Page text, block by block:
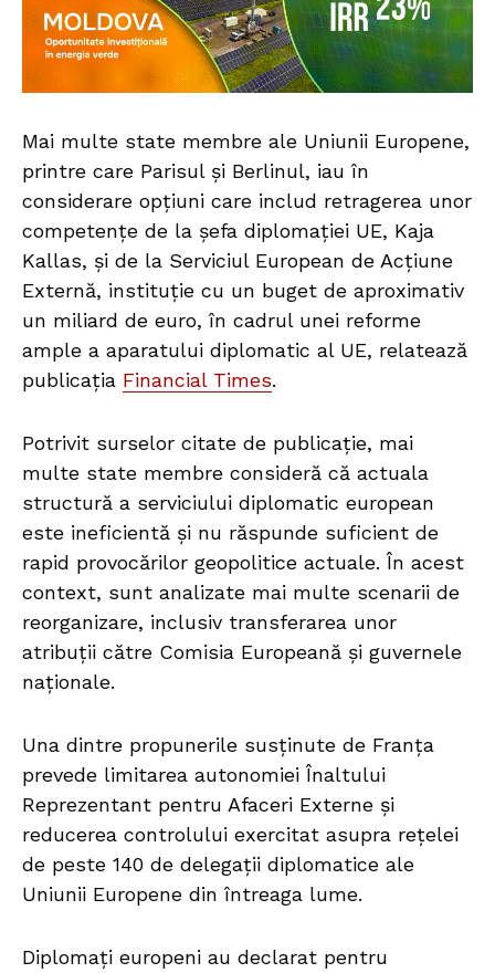
Mai multe state membre ale Uniunii Europene,
printre care Parisul și Berlinul, iau în
considerare opțiuni care includ retragerea unor
competențe de la șefa diplomației UE, Kaja
Kallas, și de la Serviciul European de Acțiune
Externă, instituție cu un buget de aproximativ
un miliard de euro, în cadrul unei reforme
ample a aparatului diplomatic al UE, relatează
publicația Financial Times.
Potrivit surselor citate de publicație, mai
multe state membre consideră că actuala
structură a serviciului diplomatic european
este ineficientă și nu răspunde suficient de
rapid provocărilor geopolitice actuale. În acest
context, sunt analizate mai multe scenarii de
reorganizare, inclusiv transferarea unor
atribuții către Comisia Europeană și guvernele
naționale.
Una dintre propunerile susținute de Franța
prevede limitarea autonomiei Înaltului
Reprezentant pentru Afaceri Externe și
reducerea controlului exercitat asupra rețelei
de peste 140 de delegații diplomatice ale
Uniunii Europene din întreaga lume.
Diplomați europeni au declarat pentru